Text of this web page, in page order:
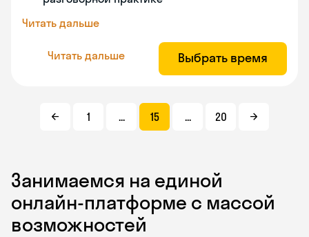
Читать дальше
Читать дальше Выбрать время
1 ... 15 ... 20
Занимаемся на единой
онлайн-платформе с массой
возможностей